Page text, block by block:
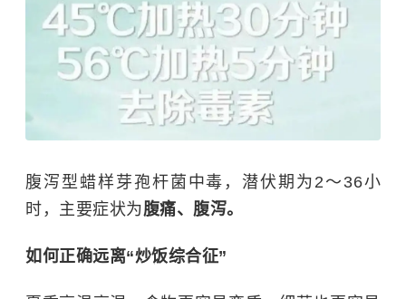
腹泻型蜡样芽孢杆菌中毒，潜伏期为2～36小
时，主要症状为腹痛、腹泻。
如何正确远离“炒饭综合征”